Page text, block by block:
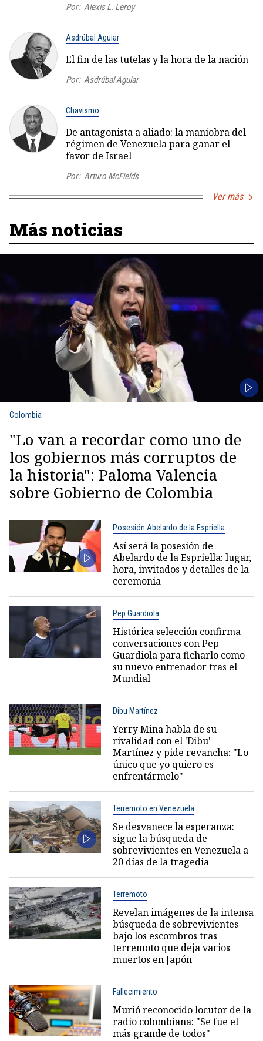
Por: Alexis L. Leroy
Asdrúbal Aguiar
El fin de las tutelas y la hora de la nación
Por: Asdrúbal Aguiar
Chavismo
De antagonista a aliado: la maniobra del
régimen de Venezuela para ganar el
favor de Israel
Por: Arturo McFields
Ver más
Más noticias
Colombia
"Lo van a recordar como uno de
los gobiernos más corruptos de
la historia": Paloma Valencia
sobre Gobierno de Colombia
Posesión Abelardo de la Espriella
Así será la posesión de
Abelardo de la Espriella: lugar,
hora, invitados y detalles de la
ceremonia
Pep Guardiola
Histórica selección confirma
conversaciones con Pep
Guardiola para ficharlo como
su nuevo entrenador tras el
Mundial
Dibu Martínez
Yerry Mina habla de su
rivalidad con el 'Dibu'
Martínez y pide revancha: "Lo
único que yo quiero es
enfrentármelo"
Terremoto en Venezuela
Se desvanece la esperanza:
sigue la búsqueda de
sobrevivientes en Venezuela a
20 días de la tragedia
Terremoto
Revelan imágenes de la intensa
búsqueda de sobrevivientes
bajo los escombros tras
terremoto que deja varios
muertos en Japón
Fallecimiento
Murió reconocido locutor de la
radio colombiana: "Se fue el
más grande de todos"